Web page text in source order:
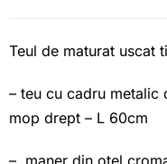
Teul de maturat uscat
– teu cu cadru metalic
mop drept – L 60cm
– maner din otel